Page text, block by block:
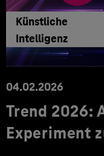
Künstliche
Intelligenz
04.02.2026
Trend 2026:
Experiment